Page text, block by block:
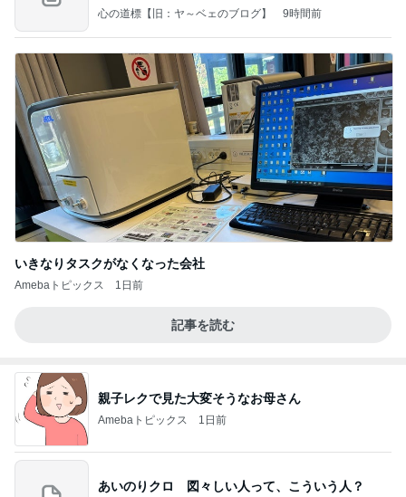
心の道標【旧：ヤ～ベェのブログ】 9時間前
いきなりタスクがなくなった会社
Amebaトピックス 1日前
記事を読む
親子レクで見た大変そうなお母さん
Amebaトピックス 1日前
あいのりクロ 図々しい人って、こういう人？